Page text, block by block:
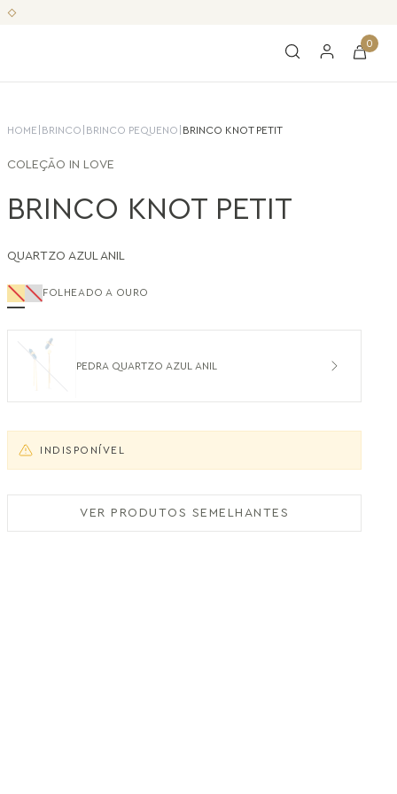
0
HOME BRINCO BRINCO PEQUENO BRINCO KNOT PETIT
COLEÇÃO IN LOVE
BRINCO KNOT PETIT
QUARTZO AZUL ANIL
FOLHEADO A OURO
PEDRA QUARTZO AZUL ANIL
INDISPONÍVEL
VER PRODUTOS SEMELHANTES